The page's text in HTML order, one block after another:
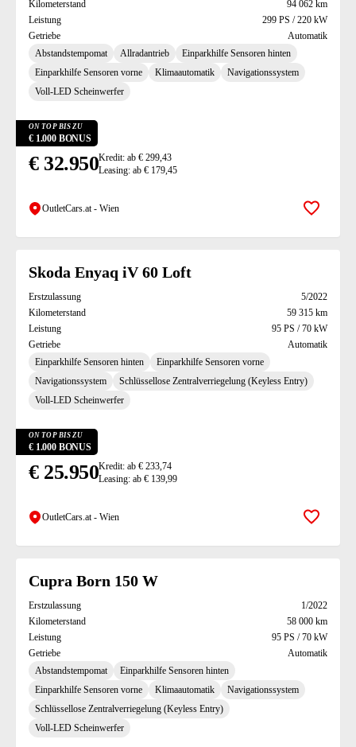
Kilometerstand
94 062 km
Leistung
299 PS / 220 kW
Getriebe
Automatik
Abstandstempomat
Allradantrieb
Einparkhilfe Sensoren hinten
Einparkhilfe Sensoren vorne
Klimaautomatik
Navigationssystem
Voll-LED Scheinwerfer
ON TOP BIS ZU
€ 1.000 BONUS
€ 32.950Kredit: ab € 299,43
Leasing: ab € 179,45
OutletCars.at - Wien Zur
Skoda Enyaq iV 60 Loft
Erstzulassung
5/2022
Kilometerstand
59 315 km
Leistung
95 PS / 70 kW
Getriebe
Automatik
Einparkhilfe Sensoren hinten
Einparkhilfe Sensoren vorne
Navigationssystem
Schlüssellose Zentralverriegelung (Keyless Entry)
Voll-LED Scheinwerfer
ON TOP BIS ZU
€ 1.000 BONUS
€ 25.950Kredit: ab € 233,74
Leasing: ab € 139,99
OutletCars.at - Wien Zur
Cupra Born 150 W
Erstzulassung
1/2022
Kilometerstand
58 000 km
Leistung
95 PS / 70 kW
Getriebe
Automatik
Abstandstempomat
Einparkhilfe Sensoren hinten
Einparkhilfe Sensoren vorne
Klimaautomatik
Navigationssystem
Schlüssellose Zentralverriegelung (Keyless Entry)
Voll-LED Scheinwerfer